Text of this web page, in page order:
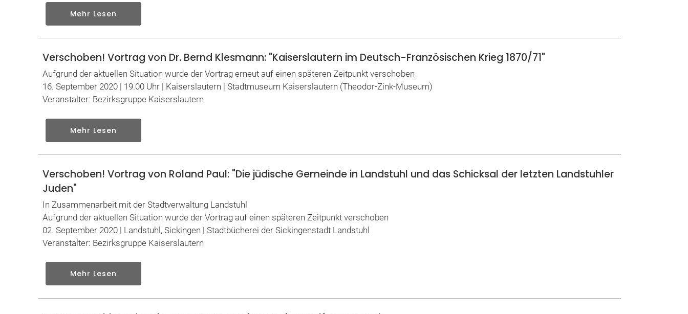
Mehr Lesen
Verschoben! Vortrag von Dr. Bernd Klesmann: "Kaiserslautern im Deutsch-Französischen Krieg 1870/71"
Aufgrund der aktuellen Situation wurde der Vortrag erneut auf einen späteren Zeitpunkt verschoben
16. September 2020 | 19.00 Uhr | Kaiserslautern | Stadtmuseum Kaiserslautern (Theodor-Zink-Museum)
Veranstalter: Bezirksgruppe Kaiserslautern
Mehr Lesen
Verschoben! Vortrag von Roland Paul: "Die jüdische Gemeinde in Landstuhl und das Schicksal der letzten Landstuhler
Juden"
In Zusammenarbeit mit der Stadtverwaltung Landstuhl
Aufgrund der aktuellen Situation wurde der Vortrag auf einen späteren Zeitpunkt verschoben
02. September 2020 | Landstuhl, Sickingen | Stadtbücherei der Sickingenstadt Landstuhl
Veranstalter: Bezirksgruppe Kaiserslautern
Mehr Lesen